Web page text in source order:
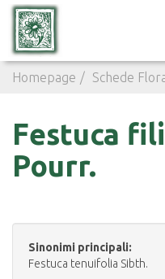
Homepage Schede
Festuca
Pourr.
Sinonimi principali:
Festuca tenuifolia Sibth.